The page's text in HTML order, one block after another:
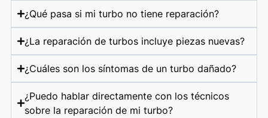
¿Qué pasa si mi turbo no tiene reparación?
¿La reparación de turbos incluye piezas nuevas?
¿Cuáles son los síntomas de un turbo dañado?
¿Puedo hablar directamente con los técnicos
sobre la reparación de mi turbo?